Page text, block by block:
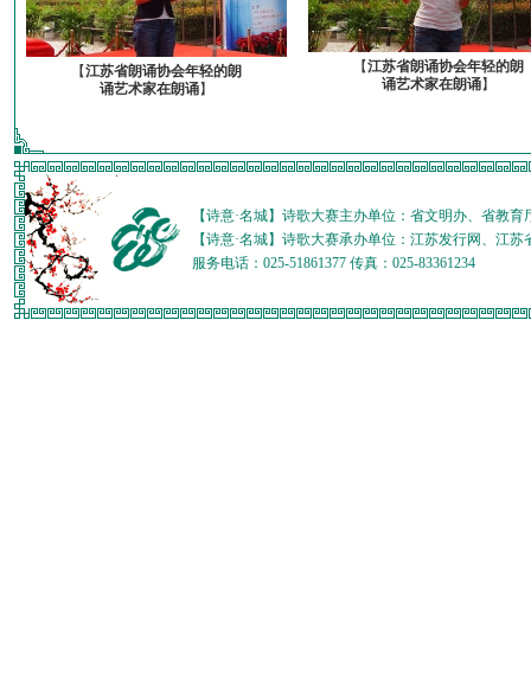
【江苏省朗诵协会年轻的朗
诵艺术家在朗诵】
【江苏省朗诵协会年轻的朗
诵艺术家在朗诵】
【诗意·名城】诗歌大赛主办单位：省文明办、省教
【诗意·名城】诗歌大赛承办单位：江苏发行网、江
服务电话：025-51861377 传真：025-83361234